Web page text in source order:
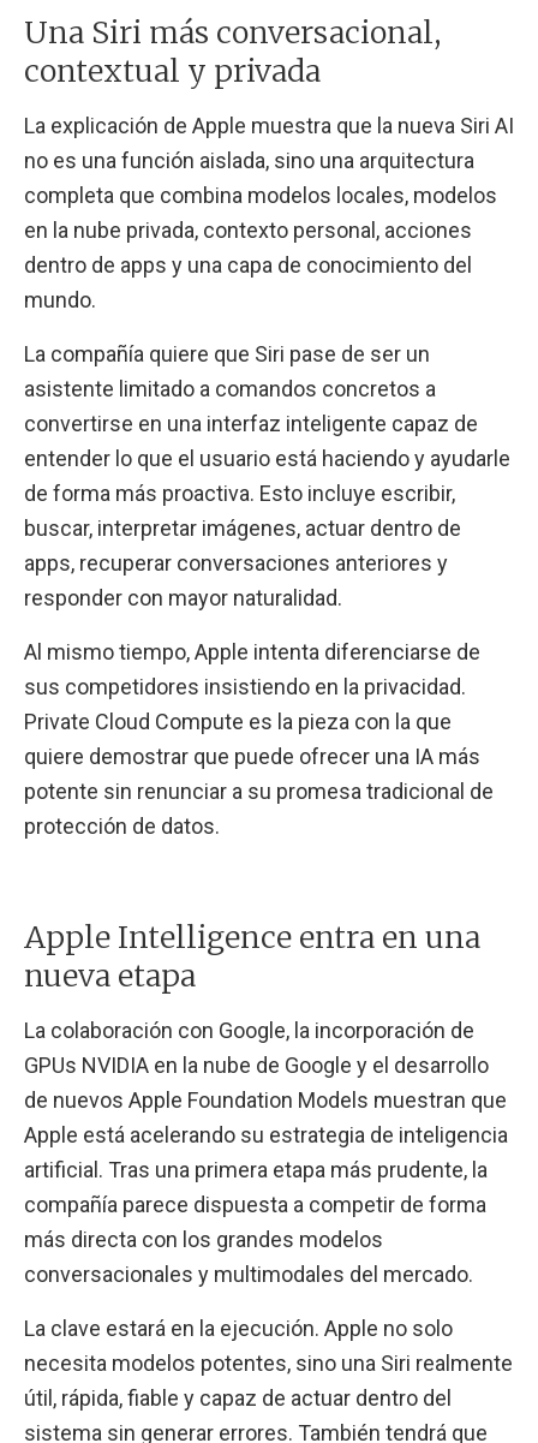
Una Siri más conversacional,
contextual y privada
La explicación de Apple muestra que la nueva Siri AI
no es una función aislada, sino una arquitectura
completa que combina modelos locales, modelos
en la nube privada, contexto personal, acciones
dentro de apps y una capa de conocimiento del
mundo.
La compañía quiere que Siri pase de ser un
asistente limitado a comandos concretos a
convertirse en una interfaz inteligente capaz de
entender lo que el usuario está haciendo y ayudarle
de forma más proactiva. Esto incluye escribir,
buscar, interpretar imágenes, actuar dentro de
apps, recuperar conversaciones anteriores y
responder con mayor naturalidad.
Al mismo tiempo, Apple intenta diferenciarse de
sus competidores insistiendo en la privacidad.
Private Cloud Compute es la pieza con la que
quiere demostrar que puede ofrecer una IA más
potente sin renunciar a su promesa tradicional de
protección de datos.
Apple Intelligence entra en una
nueva etapa
La colaboración con Google, la incorporación de
GPUs NVIDIA en la nube de Google y el desarrollo
de nuevos Apple Foundation Models muestran que
Apple está acelerando su estrategia de inteligencia
artificial. Tras una primera etapa más prudente, la
compañía parece dispuesta a competir de forma
más directa con los grandes modelos
conversacionales y multimodales del mercado.
La clave estará en la ejecución. Apple no solo
necesita modelos potentes, sino una Siri realmente
útil, rápida, fiable y capaz de actuar dentro del
sistema sin generar errores. También tendrá que